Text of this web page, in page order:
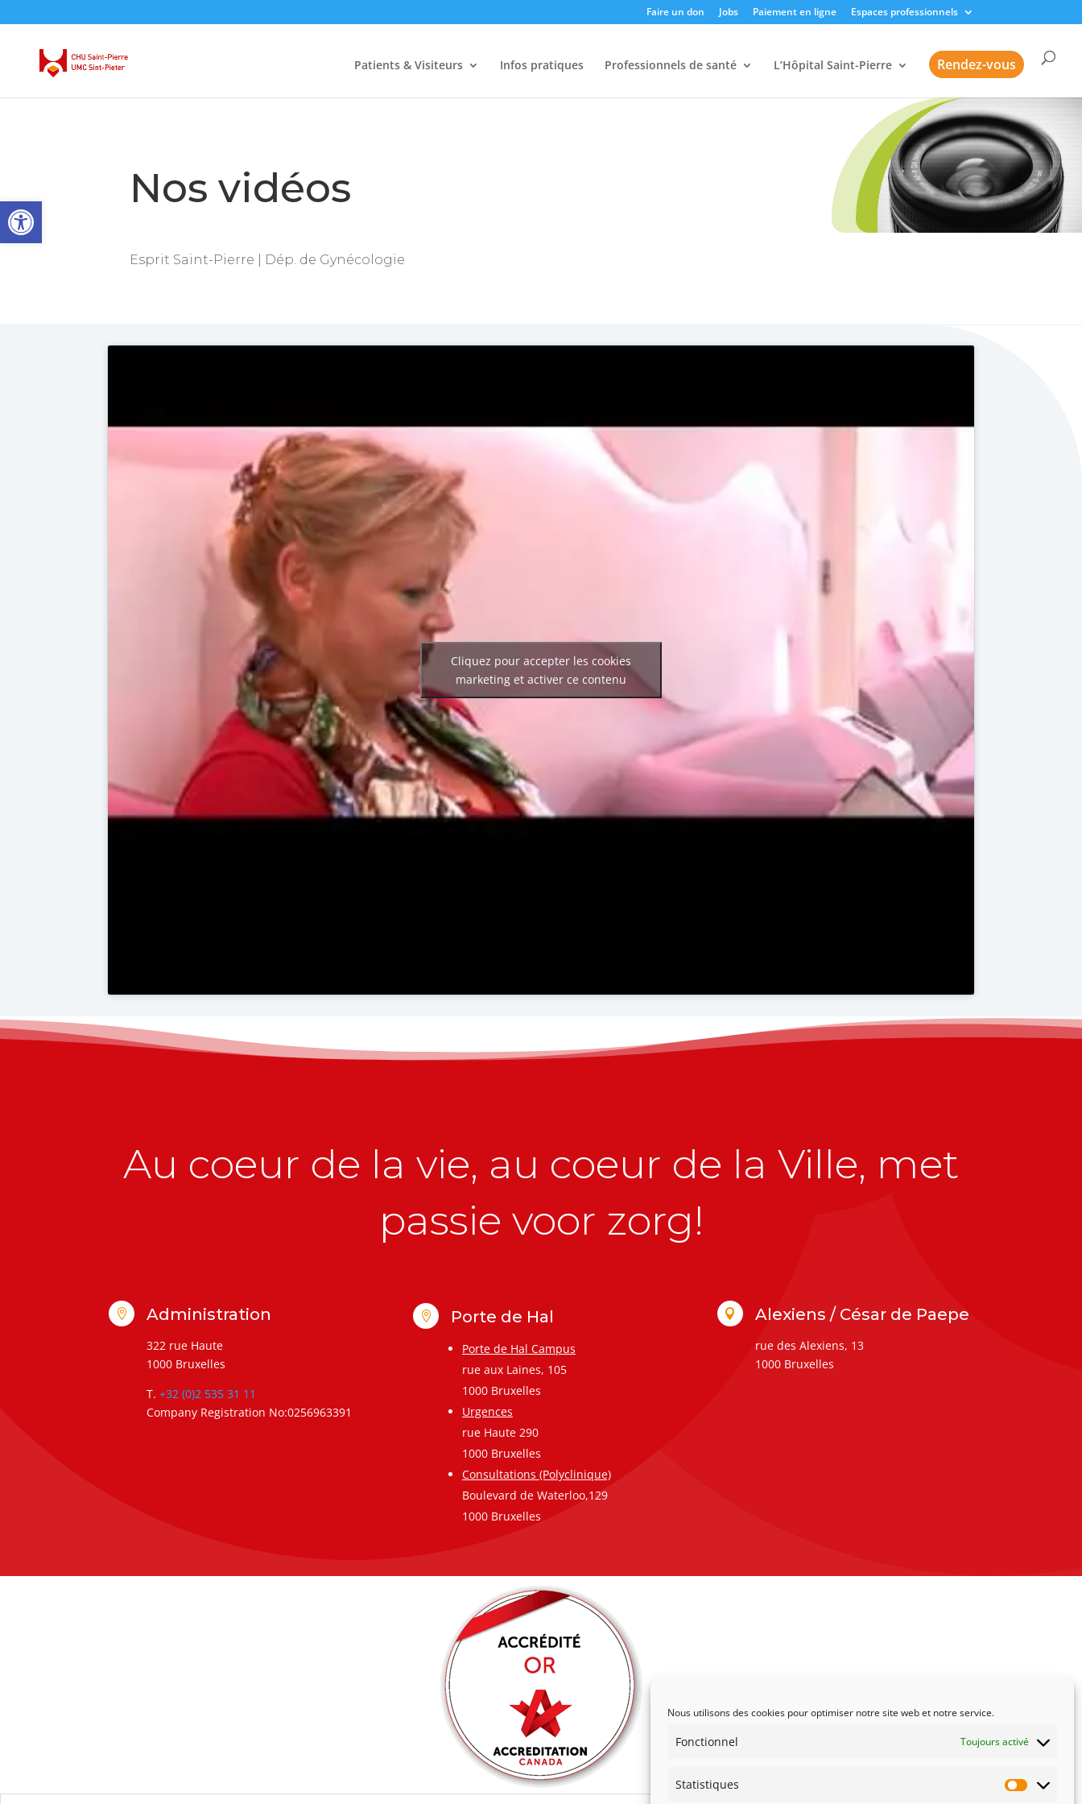
Ouvrir la barre d’outils
Nous utilisons des cookies pour optimiser notre site web et notre service.
Fonctionnel Toujours activé
Statistiques
Faire un don Jobs Paiement en ligne Espaces professionnels
Patients & Visiteurs Infos pratiques Professionnels de santé L’Hôpital Saint-Pierre Rendez-vous
Nos vidéos
Esprit Saint-Pierre | Dép. de Gynécologie
Cliquez pour accepter les cookies
marketing et activer ce contenu
Au coeur de la vie, au coeur de la Ville, met
passie voor zorg!
 Administration
322 rue Haute
1000 Bruxelles
T. +32 (0)2 535 31 11
Company Registration No:0256963391
 Porte de Hal
Porte de Hal Campus
rue aux Laines, 105
1000 Bruxelles
Urgences
rue Haute 290
1000 Bruxelles
Consultations (Polyclinique)
Boulevard de Waterloo,129
1000 Bruxelles
 Alexiens / César de Paepe
rue des Alexiens, 13
1000 Bruxelles